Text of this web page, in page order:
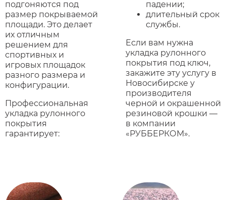
подгоняются под
размер покрываемой
площади. Это делает
их отличным
решением для
спортивных и
игровых площадок
разного размера и
конфигурации.
Профессиональная
укладка рулонного
покрытия
гарантирует:
падении;
длительный срок
службы.
Если вам нужна
укладка рулонного
покрытия под ключ,
закажите эту услугу в
Новосибирске у
производителя
черной и окрашенной
резиновой крошки —
в компании
«РУББЕРКОМ».